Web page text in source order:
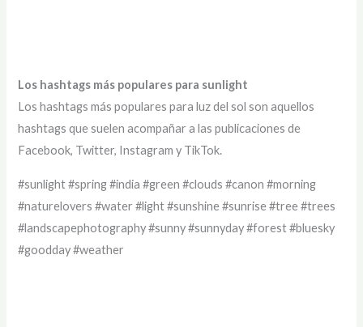
Los hashtags más populares para sunlight
Los hashtags más populares para luz del sol son aquellos
hashtags que suelen acompañar a las publicaciones de
Facebook, Twitter, Instagram y TikTok.
#sunlight #spring #india #green #clouds #canon #morning
#naturelovers #water #light #sunshine #sunrise #tree #trees
#landscapephotography #sunny #sunnyday #forest #bluesky
#goodday #weather